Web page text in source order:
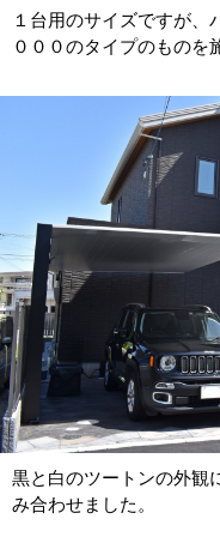
１台用のサイズですが、
０００のタイプのものを
黒と白のツートンの外観
み合わせました。